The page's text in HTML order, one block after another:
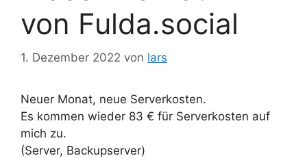
von Fulda.social
1. Dezember 2022 von lars
Neuer Monat, neue Serverkosten.
Es kommen wieder 83 € für Serverkosten auf
mich zu.
(Server, Backupserver)